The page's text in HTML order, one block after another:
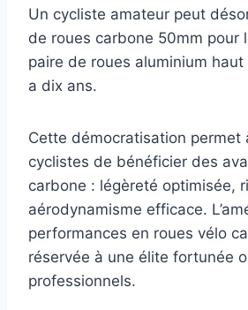
Un cycliste amateur peut
de roues carbone 50mm pour
paire de roues aluminium haut
a dix ans.
Cette démocratisation permet
cyclistes de bénéficier des
carbone : légèreté optimisée,
aérodynamisme efficace.
performances en roues vélo
réservée à une élite fortunée
professionnels.